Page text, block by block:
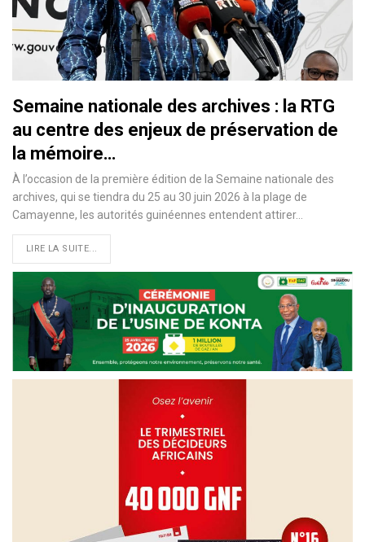
Semaine nationale des archives : la RTG
au centre des enjeux de préservation de
la mémoire…
À l’occasion de la première édition de la Semaine nationale des
archives, qui se tiendra du 25 au 30 juin 2026 à la plage de
Camayenne, les autorités guinéennes entendent attirer…
LIRE LA SUITE...